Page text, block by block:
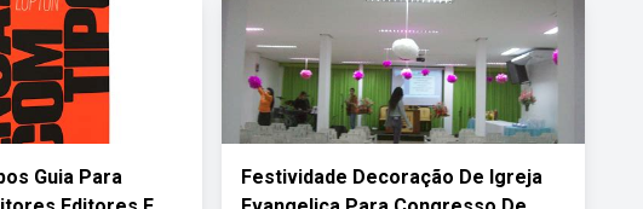
Guia Para
Festividade Decoração De Igreja